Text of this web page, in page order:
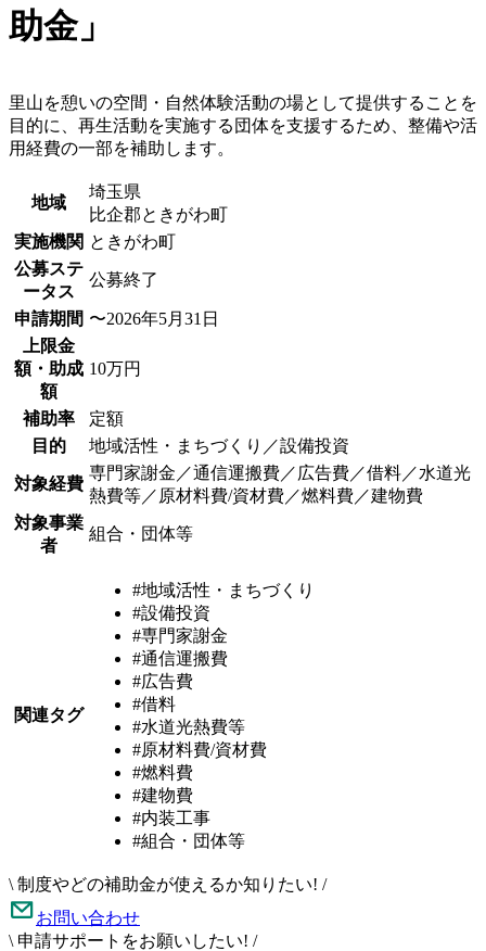
助金」
里山を憩いの空間・自然体験活動の場として提供することを
目的に、再生活動を実施する団体を支援するため、整備や活
用経費の一部を補助します。
地域
埼玉県
比企郡ときがわ町
実施機関 ときがわ町
公募ステ
ータス
公募終了
申請期間 〜2026年5月31日
上限金
額・助成
額
10万円
補助率
定額
目的
地域活性・まちづくり／設備投資
対象経費
専門家謝金／通信運搬費／広告費／借料／水道光
熱費等／原材料費/資材費／燃料費／建物費
対象事業
者
組合・団体等
関連タグ
#地域活性・まちづくり
#設備投資
#専門家謝金
#通信運搬費
#広告費
#借料
#水道光熱費等
#原材料費/資材費
#燃料費
#建物費
#内装工事
#組合・団体等
\ 制度やどの補助金が使えるか知りたい! /
お問い合わせ
\ 申請サポートをお願いしたい! /